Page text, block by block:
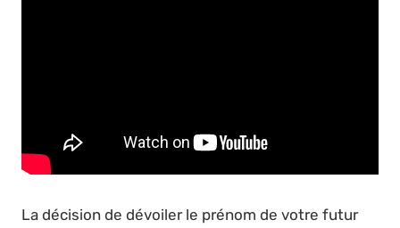
La décision de dévoiler le prénom de votre futur